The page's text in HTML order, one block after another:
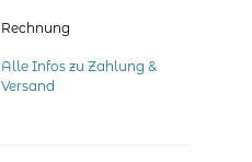
Rechnung
Alle Infos zu Zahlung &
Versand